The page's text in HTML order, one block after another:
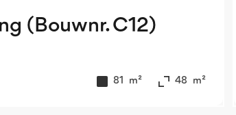
(Bouwnr. C12)
81 m² 48 m²